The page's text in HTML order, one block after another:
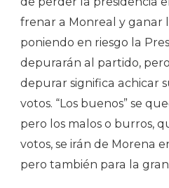
frenar a Monreal y ganar
poniendo en riesgo la
depurarán al partido,
depurar significa achicar
votos. “Los buenos” se
pero los malos o burros,
votos, se irán de Morena
pero también para la